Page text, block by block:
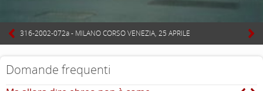
316-2002-072a - MILANO CORSO VENEZIA, 25 APRILE
Domande frequenti